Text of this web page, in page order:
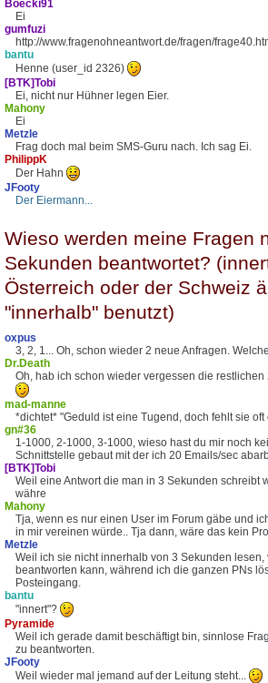
Boecki91
Ei
gumfuzi
http://www.fragenohneantwort.de/fragen/
bantu
Henne (user_id 2326)
[BTK]Tobi
Ei, nicht nur Hühner legen Eier.
Mahony
Ei
Metzle
Frag doch mal beim SMS-Guru nach. Ich sag Ei.
PhilippK
Der Hahn
JFooty
Der Eiermann...
Wieso werden meine Fragen
Sekunden beantwortet?
Österreich oder der Schweiz
"innerhalb" benutzt)
oxpus
3, 2, 1... Oh, schon wieder 2 neue Anfragen.
Dr.Death
Oh, hab ich schon wieder vergessen die
mad-manne
*dichtet* "Geduld ist eine Tugend, doch fehlt sie oft
gn#36
1-1000, 2-1000, 3-1000, wieso hast du mir noch
Schnittstelle gebaut mit der ich 20 Emails/sec
[BTK]Tobi
Weil eine Antwort die man in 3 Sekunden schreibt
währe
Mahony
Tja, wenn es nur einen User im Forum gäbe und
in mir vereinen würde.. Tja dann, wäre das kein
Metzle
Weil ich sie nicht innerhalb von 3 Sekunden lesen,
beantworten kann, während ich die ganzen PNs
Posteingang.
bantu
"innert"?
Pyramide
Weil ich gerade damit beschäftigt bin, sinnlose
zu beantworten.
JFooty
Weil wieder mal jemand auf der Leitung steht...